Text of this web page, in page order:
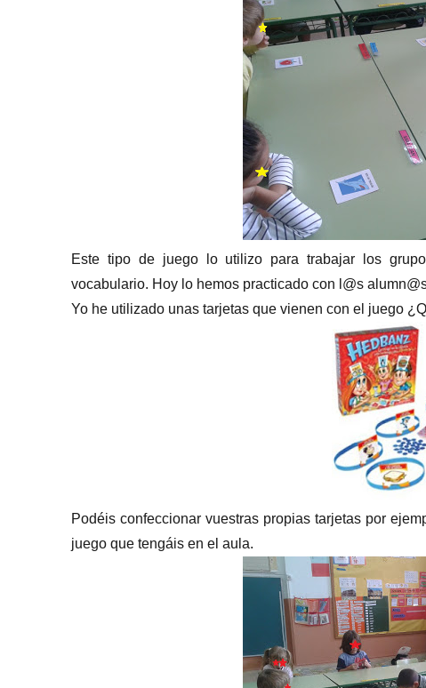
Este tipo de juego lo utilizo para trabajar los
vocabulario. Hoy lo hemos practicado con l@s
Yo he utilizado unas tarjetas que vienen con el juego
Podéis confeccionar vuestras propias tarjetas por
juego que tengáis en el aula.